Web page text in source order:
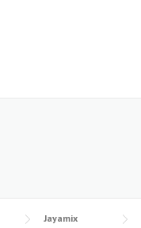
Jayamix